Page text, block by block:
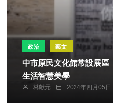
政治 藝文
中市原民文化館常設展區「換春裝
生活智慧美學
林獻元 2024年四月05日